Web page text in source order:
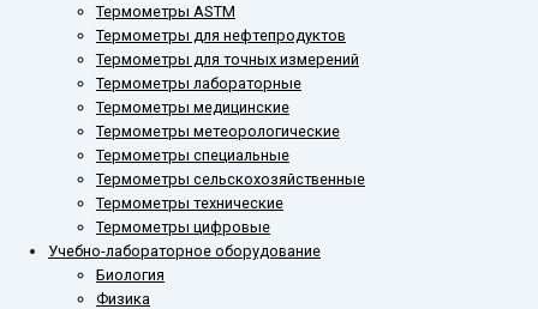
Термометры ASTM
Термометры для нефтепродуктов
Термометры для точных измерений
Термометры лабораторные
Термометры медицинские
Термометры метеорологические
Термометры специальные
Термометры сельскохозяйственные
Термометры технические
Термометры цифровые
Учебно-лабораторное оборудование
Биология
Физика